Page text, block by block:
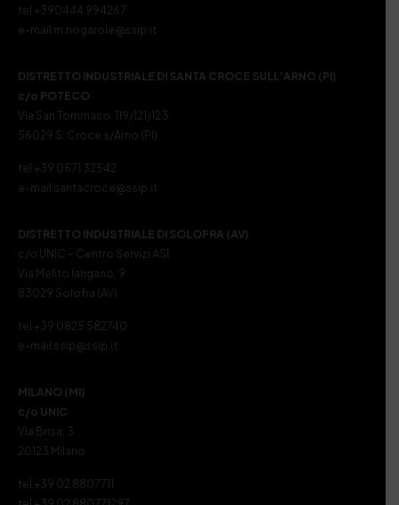
tel +390444 994267
e-mail m.nogarole@ssip.it
DISTRETTO INDUSTRIALE DI SANTA CROCE SULL’ARNO (PI)
c/o POTECO
Via San Tommaso, 119/121/123
56029 S. Croce s/Arno (PI)
tel +39 0571 32542
e-mail santacroce@ssip.it
DISTRETTO INDUSTRIALE DI SOLOFRA (AV)
c/o UNIC – Centro Servizi ASI
Via Melito Iangano, 9
83029 Solofra (AV)
tel +39 0825 582740
e-mail ssip@ssip.it
MILANO (MI)
c/o UNIC
Via Brisa, 3
20123 Milano
tel +39 02 8807711